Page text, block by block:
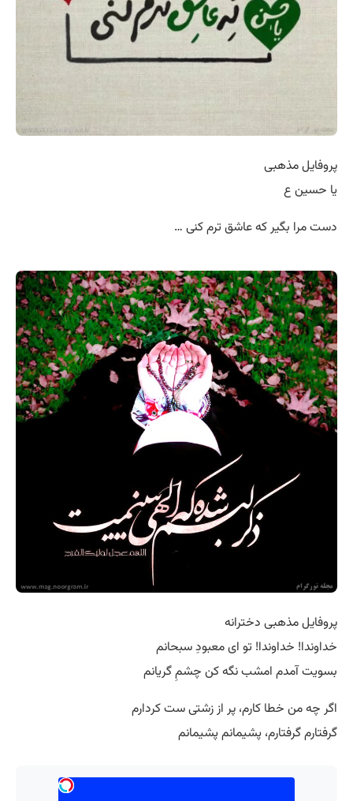
پروفایل مذهبی
یا حسین ع
دست مرا بگیر که عاشق ترم کنی …
پروفایل مذهبی دخترانه
خداوندا! خداوندا! تو ای معبودِ سبحانم
بسویت آمدم امشب نگه کن چشمِ گریانم
اگر چه من خطا کارم، پر از زشتی ست کردارم
گرفتارم گرفتارم، پشیمانم پشیمانم